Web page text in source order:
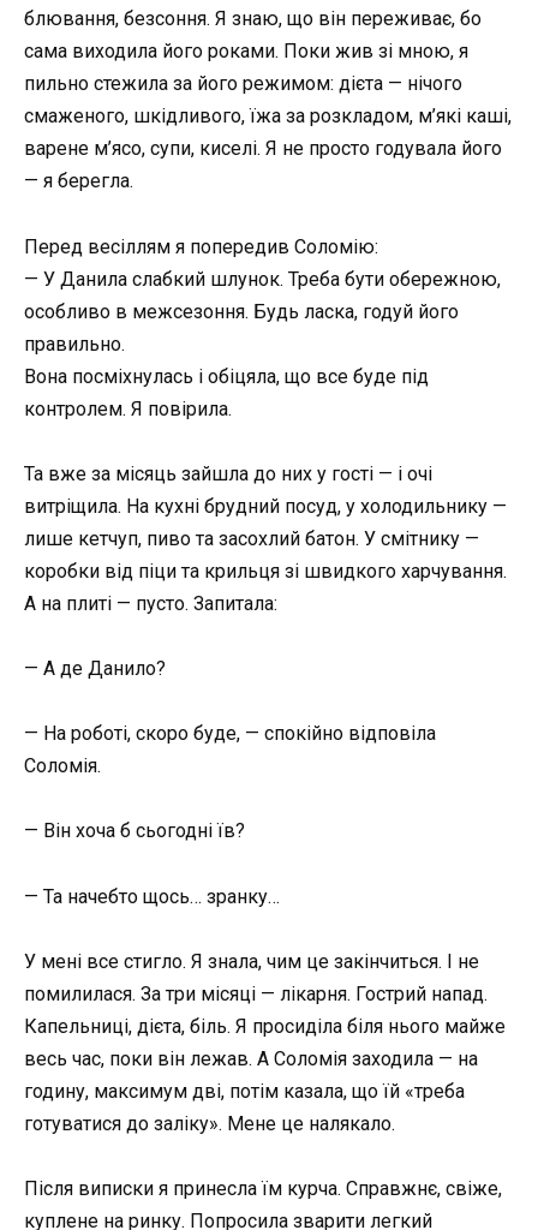
блювання, безсоння. Я знаю, що він переживає, бо
сама виходила його роками. Поки жив зі мною, я
пильно стежила за його режимом: дієта — нічого
смаженого, шкідливого, їжа за розкладом, м’які каші,
варене м’ясо, супи, киселі. Я не просто годувала його
— я берегла.
Перед весіллям я попередив Соломію:
— У Данила слабкий шлунок. Треба бути обережною,
особливо в межсезоння. Будь ласка, годуй його
правильно.
Вона посміхнулась і обіцяла, що все буде під
контролем. Я повірила.
Та вже за місяць зайшла до них у гості — і очі
витріщила. На кухні брудний посуд, у холодильнику —
лише кетчуп, пиво та засохлий батон. У смітнику —
коробки від піци та крильця зі швидкого харчування.
А на плиті — пусто. Запитала:
— А де Данило?
— На роботі, скоро буде, — спокійно відповіла
Соломія.
— Він хоча б сьогодні їв?
— Та начебто щось… зранку…
У мені все стигло. Я знала, чим це закінчиться. І не
помилилася. За три місяці — лікарня. Гострий напад.
Капельниці, дієта, біль. Я просиділа біля нього майже
весь час, поки він лежав. А Соломія заходила — на
годину, максимум дві, потім казала, що їй «треба
готуватися до заліку». Мене це налякало.
Після виписки я принесла їм курча. Справжнє, свіже,
куплене на ринку. Попросила зварити легкий